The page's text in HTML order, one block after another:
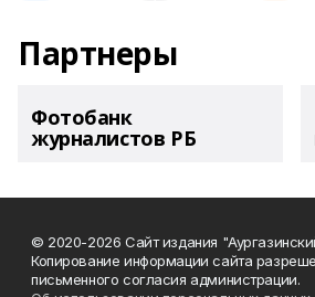
Партнеры
Фотобанк
журналистов РБ
© 2020-2026 Сайт издания
Копирование информации сайта
письменного согласия администрации.